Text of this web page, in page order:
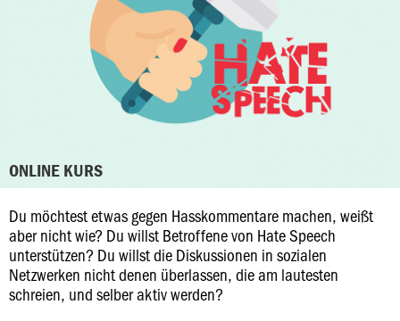
ONLINE KURS
Du möchtest etwas gegen Hasskommentare machen, weißt
aber nicht wie? Du willst Betroffene von Hate Speech
unterstützen? Du willst die Diskussionen in sozialen
Netzwerken nicht denen überlassen, die am lautesten
schreien, und selber aktiv werden?